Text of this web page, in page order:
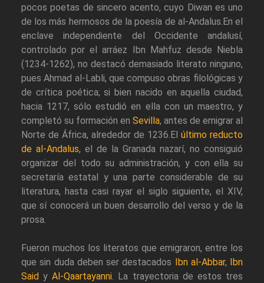
pocos poetas de sincero acento, cuyo Diwan es uno
de los más hermosos de la poesía de al-Andalus.En el
enclave independiente del Occidente andalusí,
controlado por el arráez Ibn Mahfuz desde Niebla
(1234-1262), no destacó demasiado literato ninguno,
pues Ahmad al-Labli, que compuso obras filológicas y
de crítica poética; si bien nacido en aquella ciudad,
hacia 1217, sólo estudió en ella con un maestro, y
completó su formación en Sevilla, antes de emigrar al
Norte de África, alrededor de 1236.El último reducto
de al-Andalus, el de la Granada nazarí, no consiguió
organizar del todo su administración, y con ella su
secretaría estatal y una parte considerable de su
literatura, hasta casi rayar el siglo siguiente, el XIV,
que sí conocerá un buen desarrollo del verso y de la
prosa.
Fueron muchos los literatos que emigraron, entre los
que sin duda deben ser destacados
Ibn al-Abbar,
Ibn
Said yAl-Qaartayanni. La trayectoria de estos tres